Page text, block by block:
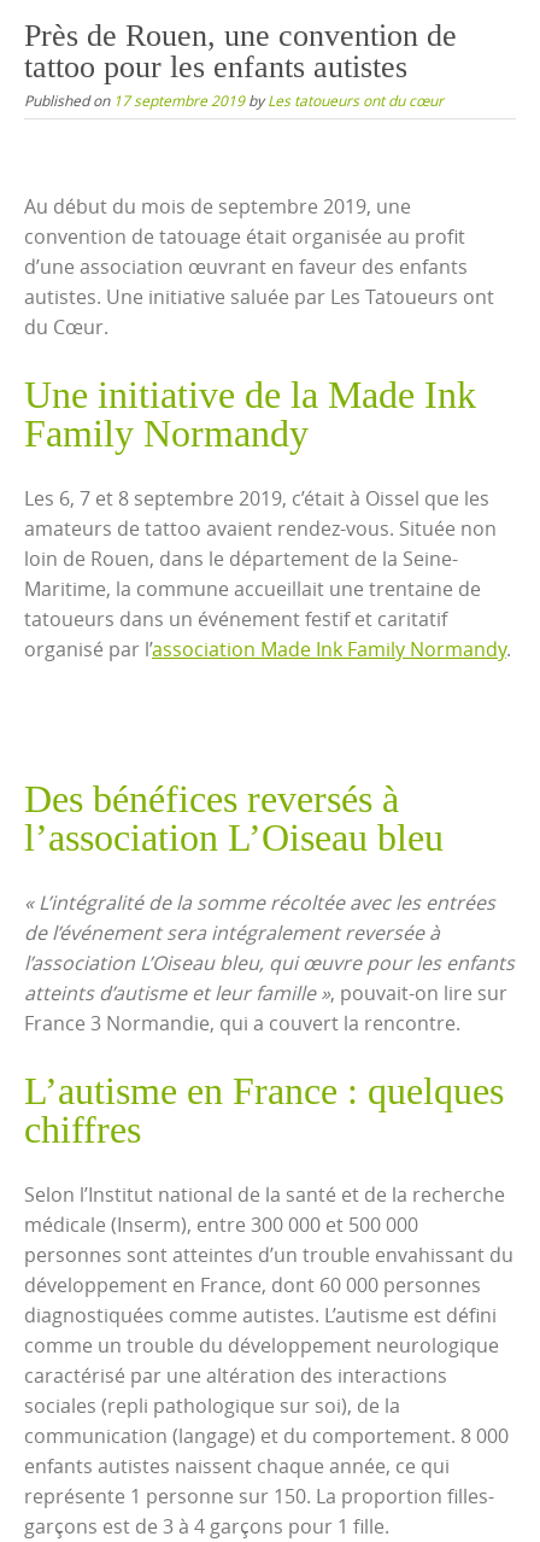
content
Près de Rouen, une convention de
tattoo pour les enfants autistes
Published on 17 septembre 2019byLes tatoueurs ont du cœur
Au début du mois de septembre 2019, une
convention de tatouage était organisée au profit
d’une association œuvrant en faveur des enfants
autistes. Une initiative saluée par Les Tatoueurs ont
du Cœur.
Une initiative de la Made Ink
Family Normandy
Les 6, 7 et 8 septembre 2019, c’était à Oissel que les
amateurs de tattoo avaient rendez-vous. Située non
loin de Rouen, dans le département de la Seine-
Maritime, la commune accueillait une trentaine de
tatoueurs dans un événement festif et caritatif
organisé par l’association Made Ink Family Normandy.
Des bénéfices reversés à
l’association L’Oiseau bleu
« L’intégralité de la somme récoltée avec les entrées
de l’événement sera intégralement reversée à
l’association L’Oiseau bleu, qui œuvre pour les enfants
atteints d’autisme et leur famille », pouvait-on lire sur
France 3 Normandie, qui a couvert la rencontre.
L’autisme en France : quelques
chiffres
Selon l’Institut national de la santé et de la recherche
médicale (Inserm), entre 300 000 et 500 000
personnes sont atteintes d’un trouble envahissant du
développement en France, dont 60 000 personnes
diagnostiquées comme autistes. L’autisme est défini
comme un trouble du développement neurologique
caractérisé par une altération des interactions
sociales (repli pathologique sur soi), de la
communication (langage) et du comportement. 8 000
enfants autistes naissent chaque année, ce qui
représente 1 personne sur 150. La proportion filles-
garçons est de 3 à 4 garçons pour 1 fille.